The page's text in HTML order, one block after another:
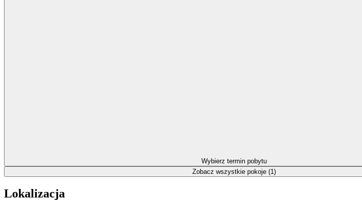
Lokalizacja
Wybierz termin pobytu
Zobacz wszystkie pokoje (1)